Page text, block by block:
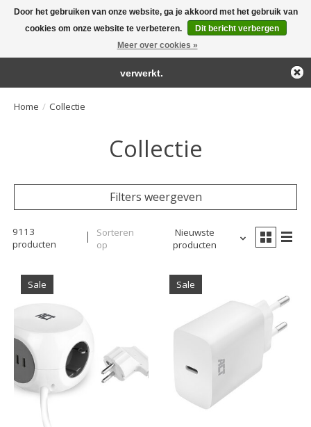
Large selection of products and fast shipping!
Home / Collectie
Collectie
Filters weergeven
9113
producten
Sorteren
op
Nieuwste
producten
Sale Sale
Door het gebruiken van onze website, ga je akkoord met het gebruik van
cookies om onze website te verbeteren.
Dit bericht verbergen
Meer over cookies »
← Keer terug naar de backofficeDeze winkel is in aanbouw.
Eventueel geplaatste orders zullen niet worden gehonoreerd of
verwerkt.